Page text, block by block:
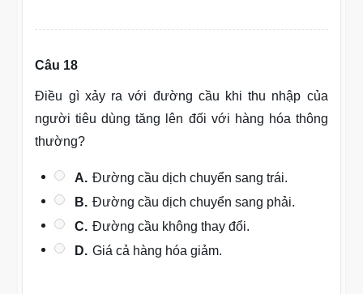
Câu 18
Điều gì xảy ra với đường cầu khi thu nhập của
người tiêu dùng tăng lên đối với hàng hóa thông
thường?
A. Đường cầu dịch chuyển sang trái.
B. Đường cầu dịch chuyển sang phải.
C. Đường cầu không thay đổi.
D. Giá cả hàng hóa giảm.